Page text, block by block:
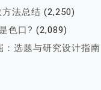
法总结 (2,250)
色口? (2,089)
：选题与研究设计指南